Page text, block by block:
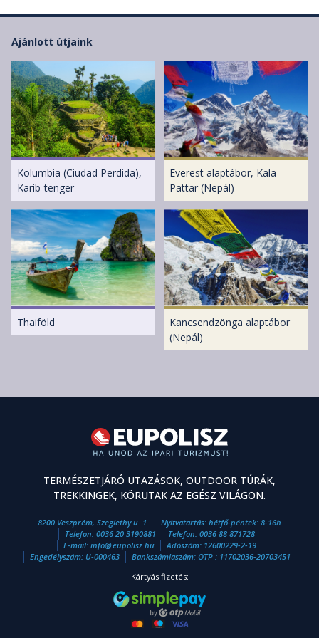
Ajánlott útjaink
Kolumbia (Ciudad Perdida),
Karib-tenger
Everest alaptábor, Kala
Pattar (Nepál)
Thaiföld
Kancsendzönga alaptábor
(Nepál)
TERMÉSZETJÁRÓ UTAZÁSOK, OUTDOOR TÚRÁK,
TREKKINGEK, KÖRUTAK AZ EGÉSZ VILÁGON.
8200 Veszprém, Szeglethy u. 1.
Nyitvatartás: hétfő-péntek: 8-16h
Telefon: 0036 20 3190881 Telefon: 0036 88 871728
E-mail: info@eupolisz.hu
Adószám: 12600229-2-19
Engedélyszám: U-000463
Bankszámlaszám: OTP : 11702036-20703451
Kártyás fizetés: